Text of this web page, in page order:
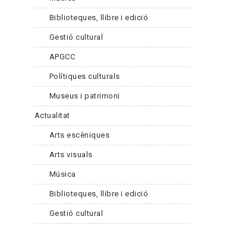
Biblioteques, llibre i edició
Gestió cultural
APGCC
Polítiques culturals
Museus i patrimoni
Actualitat
Arts escèniques
Arts visuals
Música
Biblioteques, llibre i edició
Gestió cultural